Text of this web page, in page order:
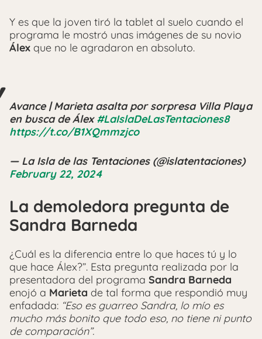
Y es que la joven tiró la tablet al suelo cuando el
programa le mostró unas imágenes de su novio
Álex que no le agradaron en absoluto.
Avance | Marieta asalta por sorpresa Villa Playa
en busca de Álex#LaIslaDeLasTentaciones8
https://t.co/B1XQmmzjco
— La Isla de las Tentaciones (@islatentaciones)
February 22, 2024
La demoledora pregunta de
Sandra Barneda
¿Cuál es la diferencia entre lo que haces tú y lo
que hace Álex?”. Esta pregunta realizada por la
presentadora del programa Sandra Barneda
enojó a Marieta de tal forma que respondió muy
enfadada: “Eso es guarreo Sandra, lo mío es
mucho más bonito que todo eso, no tiene ni punto
de comparación”.